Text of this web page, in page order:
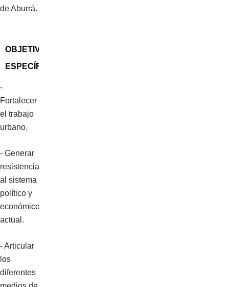
de Aburrá.
OBJETIVO
ESPECÍFICOS
-
Fortalecer
el trabajo
urbano.
- Generar
resistencia
al sistema
político y
económico
actual.
- Articular
los
diferentes